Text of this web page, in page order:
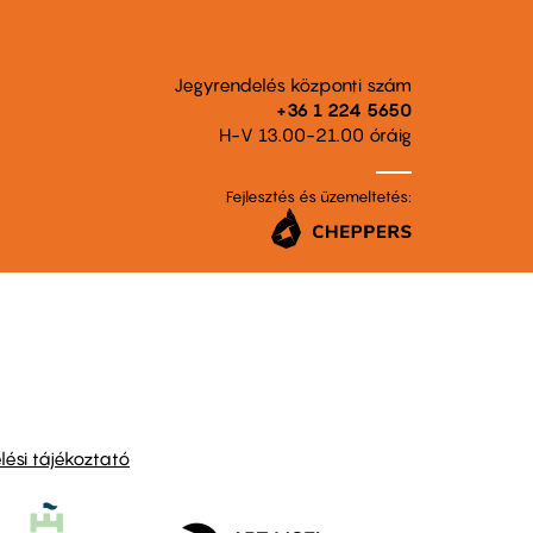
Jegyrendelés központi szám
+36 1 224 5650
H-V 13.00-21.00 óráig
Fejlesztés és üzemeltetés:
tájékoztató